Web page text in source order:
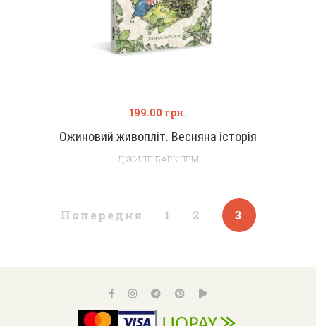
Ожиновий живопліт. Весняна історія
199.00 грн.
ДЖИЛЛ БАРКЛЕМ
Попередня 1 2 3